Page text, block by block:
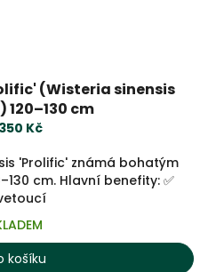
(Wisteria sinensis
120–130 cm
Kč
'Prolific' známá bohatým
cm. Hlavní benefity: ✅
košíku